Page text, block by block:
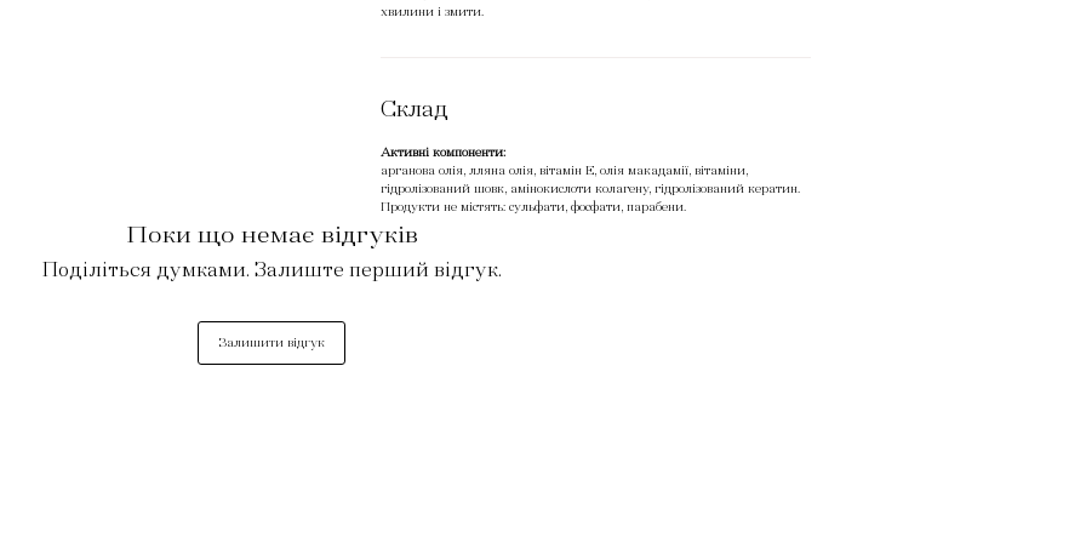
хвилини і змити.
Склад
Активні компоненти:
арганова олія, лляна олія, вітамін Е, олія макадамії, вітаміни,
гідролізований шовк, амінокислоти колагену, гідролізований кератин.
Продукти не містять: сульфати, фосфати, парабени.
Поки що немає відгуків
Поділіться думками. Залиште перший відгук.
Залишити відгук